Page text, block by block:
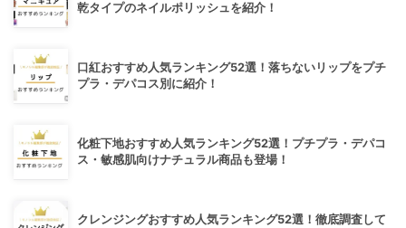
乾タイプのネイルポリッシュを紹介！
口紅おすすめ人気ランキング52選！落ちないリップをプチ
プラ・デパコス別に紹介！
化粧下地おすすめ人気ランキング52選！プチプラ・デパコ
ス・敏感肌向けナチュラル商品も登場！
クレンジングおすすめ人気ランキング52選！徹底調査して